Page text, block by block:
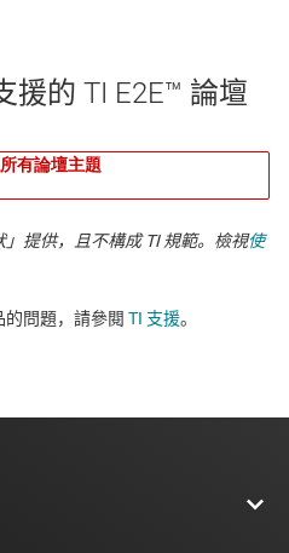
援的 TI E2E™ 論壇
有論壇主題
提供，且不構成 TI 規範。檢視使
問題，請參閱 TI 支援。​​​​​​​​​​​​​​